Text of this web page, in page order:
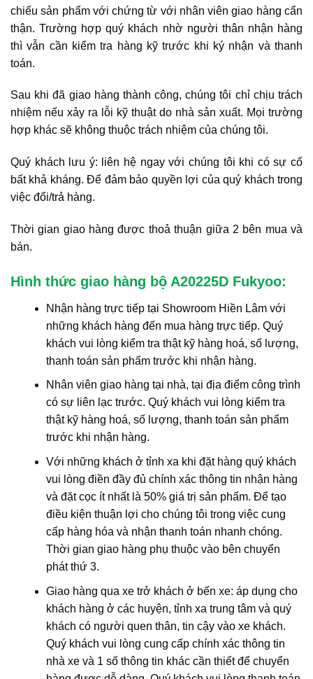
chiếu sản phẩm với chứng từ với nhân viên giao hàng cẩn
thận. Trường hợp quý khách nhờ người thân nhận hàng
thì vẫn cần kiểm tra hàng kỹ trước khi ký nhận và thanh
toán.
Sau khi đã giao hàng thành công, chúng tôi chỉ chịu trách
nhiệm nếu xảy ra lỗi kỹ thuật do nhà sản xuất. Mọi trường
hợp khác sẽ không thuộc trách nhiệm của chúng tôi.
Quý khách lưu ý: liên hệ ngay với chúng tôi khi có sự cố
bất khả kháng. Để đảm bảo quyền lợi của quý khách trong
việc đổi/trả hàng.
Thời gian giao hàng được thoả thuận giữa 2 bên mua và
bán.
Hình thức giao hàng bộ A20225D Fukyoo:
Nhận hàng trực tiếp tại Showroom Hiền Lâm với
những khách hàng đến mua hàng trực tiếp. Quý
khách vui lòng kiểm tra thật kỹ hàng hoá, số lượng,
thanh toán sản phẩm trước khi nhận hàng.
Nhân viên giao hàng tại nhà, tại địa điểm công trình
có sự liên lạc trước. Quý khách vui lòng kiểm tra
thật kỹ hàng hoá, số lượng, thanh toán sản phẩm
trước khi nhận hàng.
Với những khách ở tỉnh xa khi đặt hàng quý khách
vui lòng điền đầy đủ chính xác thông tin nhận hàng
và đặt cọc ít nhất là 50% giá trị sản phẩm. Để tạo
điều kiện thuận lợi cho chúng tôi trong việc cung
cấp hàng hóa và nhận thanh toán nhanh chóng.
Thời gian giao hàng phụ thuộc vào bên chuyển
phát thứ 3.
Giao hàng qua xe trở khách ở bến xe: áp dụng cho
khách hàng ở các huyện, tỉnh xa trung tâm và quý
khách có người quen thân, tin cậy vào xe khách.
Quý khách vui lòng cung cấp chính xác thông tin
nhà xe và 1 số thông tin khác cần thiết để chuyển